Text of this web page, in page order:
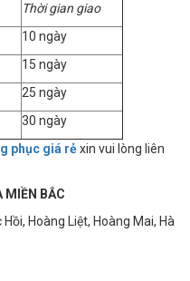
Thời gian giao
10 ngày
15 ngày
25 ngày
30 ngày
phục giá rẻxin vui lòng liên
MIỀN BẮC
Liệt, Hoàng Mai, Hà